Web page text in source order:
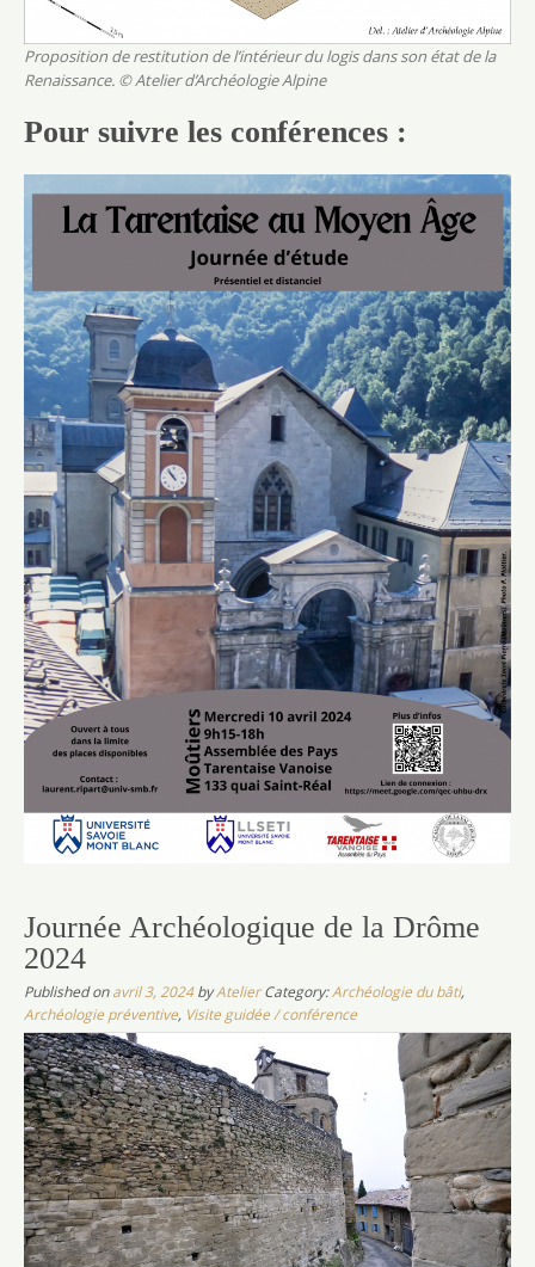
Proposition de restitution de l’intérieur du logis dans son état de la
Renaissance. © Atelier d’Archéologie Alpine
Pour suivre les conférences :
Journée Archéologique de la Drôme
2024
Published onavril 3, 2024byAtelierCategory: Archéologie du bâti,
Archéologie préventive, Visite guidée / conférence